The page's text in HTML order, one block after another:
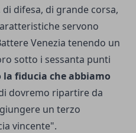
difesa, di grande corsa,
servono
Venezia tenendo un
sotto i sessanta punti
fiducia che abbiamo
dovremo ripartire da
un terzo
vincente".